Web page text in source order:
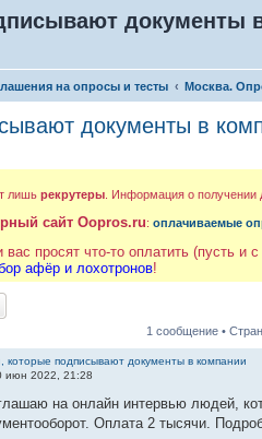
документы
на опросы и тесты Москва.
документы в
лишь рекрутеры . Информация о получении
сайт Oopros.ru: оплачиваемые
просят что-то оплатить (пусть и
афёр и лохотронов!
1 сообщение •
которые подписывают документы в компании
июн 2022, 21:28
на онлайн интервью людей,
Оплата 2 тысячи.